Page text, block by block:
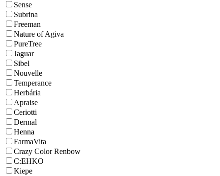
Sense
Subrina
Freeman
Nature of Agiva
PureTree
Jaguar
Sibel
Nouvelle
Temperance
Herbária
Apraise
Ceriotti
Dermal
Henna
FarmaVita
Crazy Color Renbow
C:EHKO
Kiepe